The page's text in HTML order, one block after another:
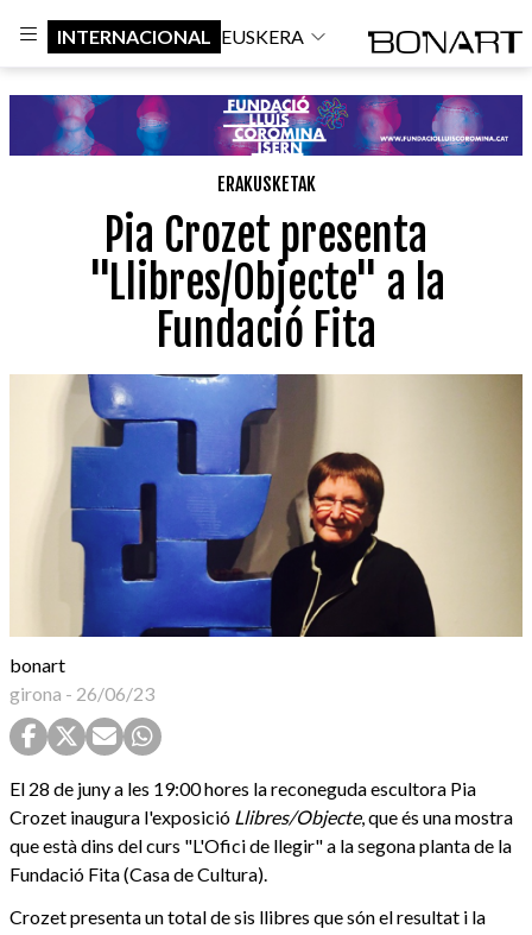
INTERNACIONAL EUSKERA
ERAKUSKETAK
Pia Crozet presenta
"Llibres/Objecte" a la
Fundació Fita
bonart
girona - 26/06/23
El 28 de juny a les 19:00 hores la reconeguda escultora Pia
Crozet inaugura l'exposició Llibres/Objecte, que és una mostra
que està dins del curs "L'Ofici de llegir" a la segona planta de la
Fundació Fita (Casa de Cultura).
Crozet presenta un total de sis llibres que són el resultat i la